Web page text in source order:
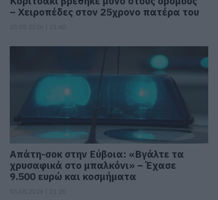
– Χειροπέδες στον 25χρονο πατέρα του
Απάτη-σοκ στην Εύβοια: «Βγάλτε τα
χρυσαφικά στο μπαλκόνι» – Έχασε
9.500 ευρώ και κοσμήματα